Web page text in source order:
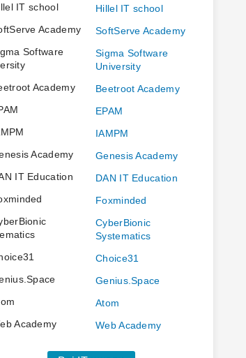
Hillel IT school
SoftServe Academy
Sigma Software
University
Beetroot Academy
EPAM
IAMPM
Genesis Academy
DAN IT Education
Foxminded
CyberBionic
Systematics
Choice31
Genius.Space
Atom
Web Academy